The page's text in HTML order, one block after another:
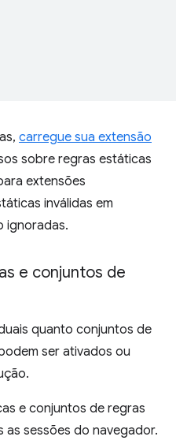
carregue sua extensão
sobre regras estáticas
extensões
inválidas em
ignoradas.
e conjuntos de
quanto conjuntos de
ser ativados ou
e conjuntos de regras
sessões do navegador.